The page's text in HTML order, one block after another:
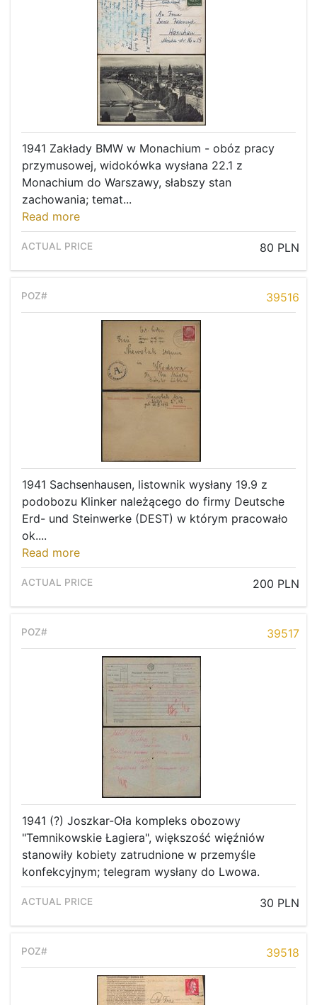
Home page
Current auction
Recent result
1941 Zakłady BMW w Monachium - obóz pracy
przymusowej, widokówka wysłana 22.1 z
Monachium do Warszawy, słabszy stan
zachowania; temat...
Read more
80 PLN
39516
1941 Sachsenhausen, listownik wysłany 19.9 z
podobozu Klinker należącego do firmy Deutsche
Erd- und Steinwerke (DEST) w którym pracowało
ok....
Read more
200 PLN
39517
1941 (?) Joszkar-Oła kompleks obozowy
"Temnikowskie Łagiera", większość więźniów
stanowiły kobiety zatrudnione w przemyśle
konfekcyjnym; telegram wysłany do Lwowa.
30 PLN
39518